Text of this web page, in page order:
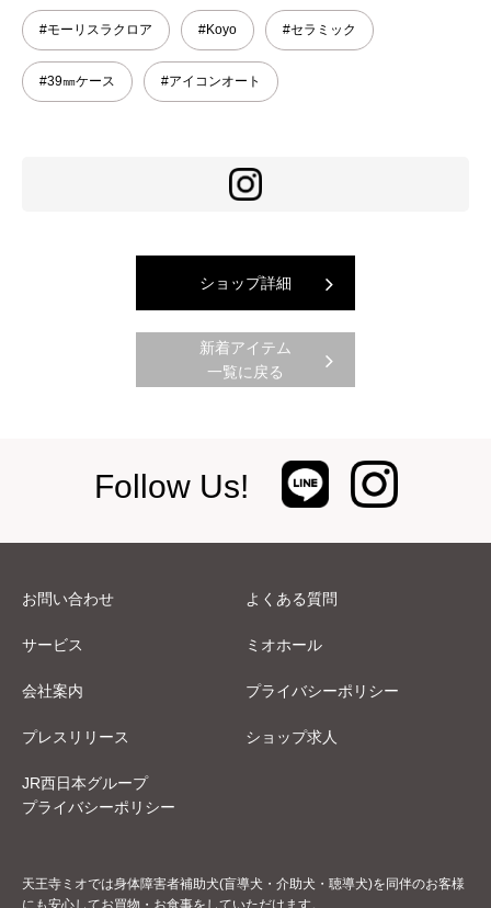
#モーリスラクロア #Koyo #セラミック
#39㎜ケース #アイコンオート
ショップ詳細
新着アイテム
一覧に戻る
Follow Us!
お問い合わせ よくある質問
サービス ミオホール
会社案内 プライバシーポリシー
プレスリリース ショップ求人
JR西日本グループ
プライバシーポリシー
天王寺ミオでは身体障害者補助犬(盲導犬・介助犬・聴導犬)を同伴のお客様